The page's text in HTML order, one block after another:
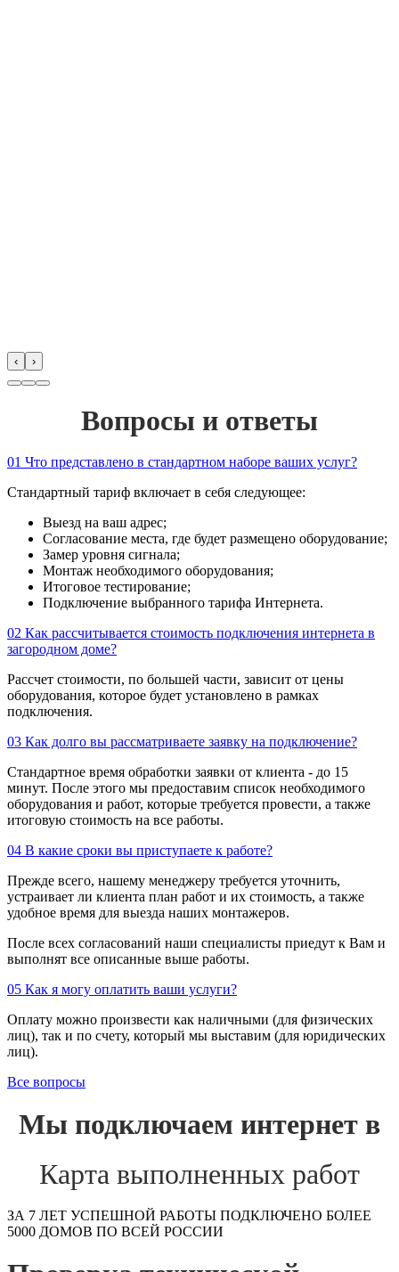
‹ ›
Вопросы и ответы
01 Что представлено в стандартном наборе ваших услуг?
Стандартный тариф включает в себя следующее:
Выезд на ваш адрес;
Согласование места, где будет размещено оборудование;
Замер уровня сигнала;
Монтаж необходимого оборудования;
Итоговое тестирование;
Подключение выбранного тарифа Интернета.
02 Как рассчитывается стоимость подключения интернета в
загородном доме?
Рассчет стоимости, по большей части, зависит от цены
оборудования, которое будет установлено в рамках
подключения.
03 Как долго вы рассматриваете заявку на подключение?
Стандартное время обработки заявки от клиента - до 15
минут. После этого мы предоставим список необходимого
оборудования и работ, которые требуется провести, а также
итоговую стоимость на все работы.
04 В какие сроки вы приступаете к работе?
Прежде всего, нашему менеджеру требуется уточнить,
устраивает ли клиента план работ и их стоимость, а также
удобное время для выезда наших монтажеров.
После всех согласований наши специалисты приедут к Вам и
выполнят все описанные выше работы.
05 Как я могу оплатить ваши услуги?
Оплату можно произвести как наличными (для физических
лиц), так и по счету, который мы выставим (для юридических
лиц).
Все вопросы
Мы подключаем интернет в
Карта выполненных работ
ЗА 7 ЛЕТ УСПЕШНОЙ РАБОТЫ ПОДКЛЮЧЕНО БОЛЕЕ
5000 ДОМОВ ПО ВСЕЙ РОССИИ